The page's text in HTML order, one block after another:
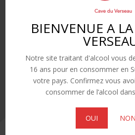
BIENVENUE A
Notre site traitant d'alcool vous
16 ans pour en consommer en
votre pays. Confirmez vous
consommer de l’alcool
OUI NON